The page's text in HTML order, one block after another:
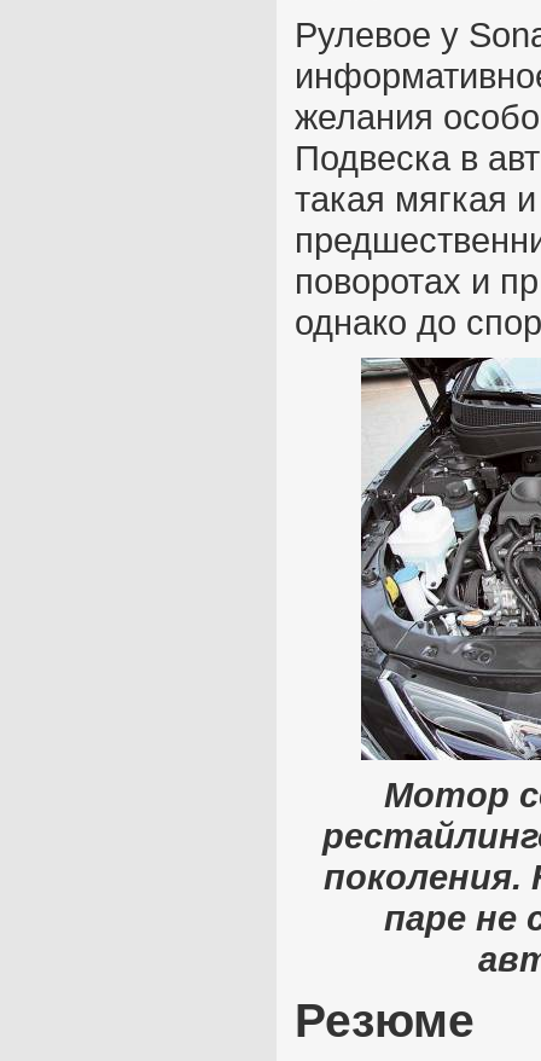
Рулевое у
желания
Подвеска в
такая мягкая
поворотах и
однако до
Мотор
паре не
Резюме